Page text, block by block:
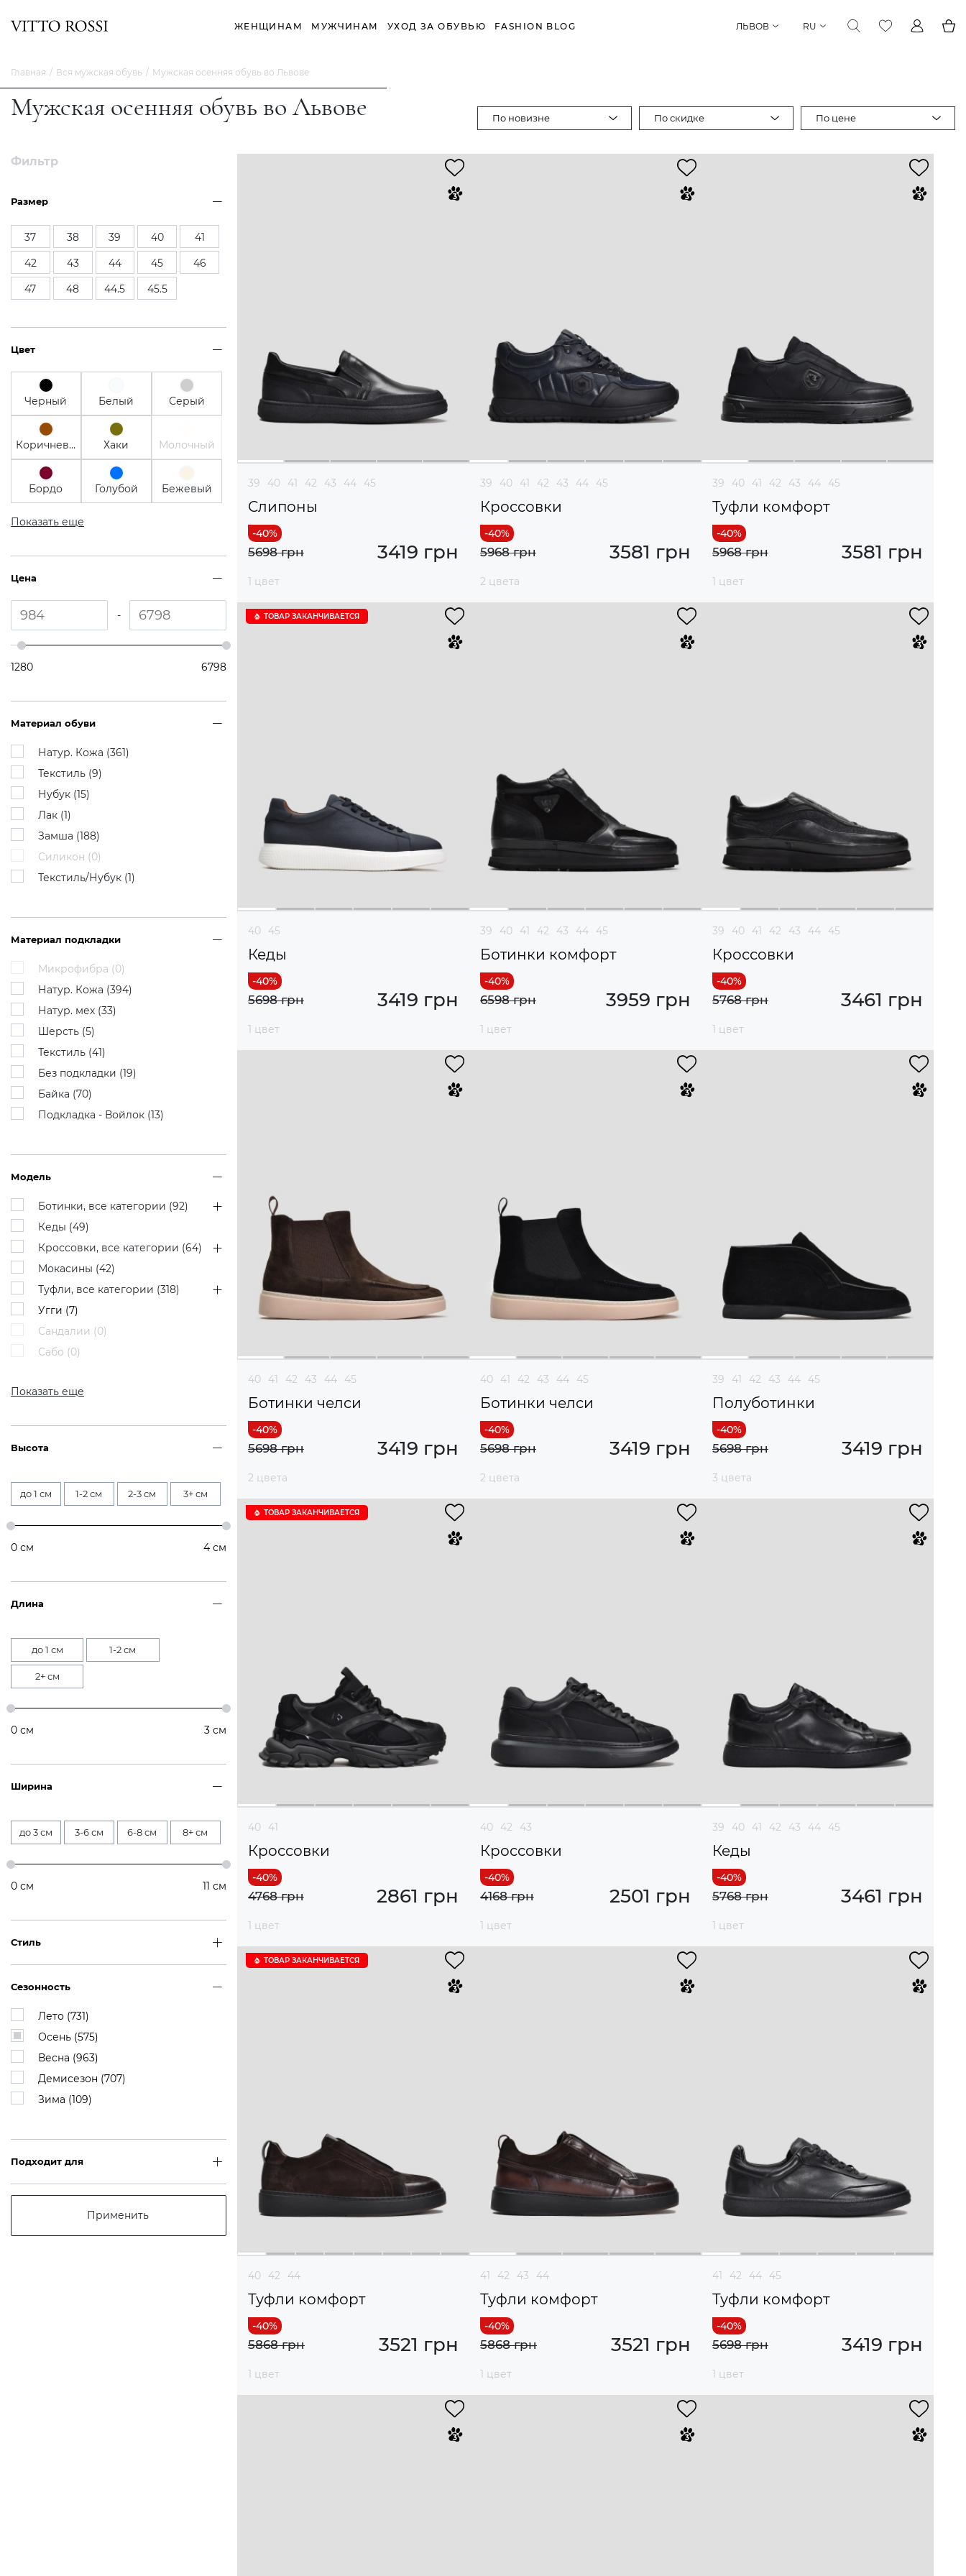
ЖЕНЩИНАМ МУЖЧИНАМ УХОД ЗА ОБУВЬЮ FASHION BLOG ЛЬВОВ RU
Главная Вся мужская обувь Мужская осенняя обувь во Львове
Мужская осенняя обувь во Львове По новизне По скидке По цене
Фильтр
Размер
37 38 39 40
41
42
43 44 45
46
47
48 44.5 45.5
Цвет
Черный Белый Серый
Коричневый Хаки Молочный
Бордо Голубой Бежевый
Показать еще
Цена
-
1280 6798
Материал обуви
Натур. Кожа (361)
Текстиль (9)
Нубук (15)
Лак (1)
Замша (188)
Силикон (0)
Текстиль/Нубук (1)
Материал подкладки
Микрофибра (0)
Натур. Кожа (394)
Натур. мех (33)
Шерсть (5)
Текстиль (41)
Без подкладки (19)
Байка (70)
Подкладка - Войлок (13)
Модель
Ботинки, все категории (92)
Кеды (49)
Кроссовки, все категории (64)
Мокасины (42)
Туфли, все категории (318)
Угги (7)
Сандалии (0)
Сабо (0)
Показать еще
Высота
до 1 см 1-2 см 2-3 см 3+ см
0 см 4 см
Длина
до 1 см 1-2 см
2+ см
0 см 3 см
Ширина
до 3 см 3-6 см 6-8 см 8+ см
0 см 11 см
Стиль
Сезонность
Лето (731)
Осень (575)
Весна (963)
Демисезон (707)
Зима (109)
Подходит для
Применить
39 40 41 42 43 44 45
Слипоны
3419 грн
5698 грн
1 цвет
39 40 41 42 43 44 45
Кроссовки
3581 грн
5968 грн
2 цвета
39 40 41 42 43 44 45
Туфли комфорт
3581 грн
5968 грн
1 цвет
ТОВАР ЗАКАНЧИВАЕТСЯ
40 45
Кеды
3419 грн
5698 грн
1 цвет
39 40 41 42 43 44 45
Ботинки комфорт
3959 грн
6598 грн
1 цвет
39 40 41 42 43 44 45
Кроссовки
3461 грн
5768 грн
1 цвет
40 41 42 43 44 45
Ботинки челси
3419 грн
5698 грн
2 цвета
40 41 42 43 44 45
Ботинки челси
3419 грн
5698 грн
2 цвета
39 41 42 43 44 45
Полуботинки
3419 грн
5698 грн
3 цвета
ТОВАР ЗАКАНЧИВАЕТСЯ
40 41
Кроссовки
2861 грн
4768 грн
1 цвет
40 42 43
Кроссовки
2501 грн
4168 грн
1 цвет
39 40 41 42 43 44 45
Кеды
3461 грн
5768 грн
1 цвет
ТОВАР ЗАКАНЧИВАЕТСЯ
40 42 44
Туфли комфорт
3521 грн
5868 грн
1 цвет
41 42 43 44
Туфли комфорт
3521 грн
5868 грн
1 цвет
41 42 44 45
Туфли комфорт
3419 грн
5698 грн
1 цвет